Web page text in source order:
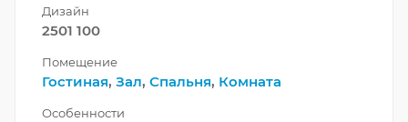
Дизайн
2501 100
Помещение
Гостиная, Зал, Спальня, Комната
Особенности